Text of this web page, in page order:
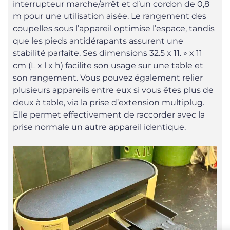
interrupteur marche/arrêt et d’un cordon de 0,8
m pour une utilisation aisée. Le rangement des
coupelles sous l’appareil optimise l’espace, tandis
que les pieds antidérapants assurent une
stabilité parfaite. Ses dimensions 32.5 x 11. » x 11
cm (L x l x h) facilite son usage sur une table et
son rangement. Vous pouvez également relier
plusieurs appareils entre eux si vous êtes plus de
deux à table, via la prise d’extension multiplug.
Elle permet effectivement de raccorder avec la
prise normale un autre appareil identique.